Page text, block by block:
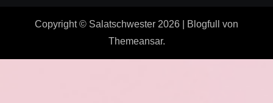
Copyright © Salatschwester 2026 Blogfull
von
Themeansar.